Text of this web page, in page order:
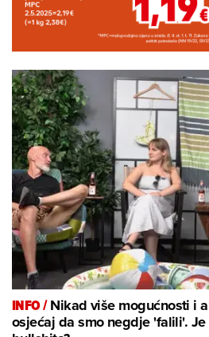
INFO /Nikad više mogućnosti i
osjećaj da smo negdje 'falili'.